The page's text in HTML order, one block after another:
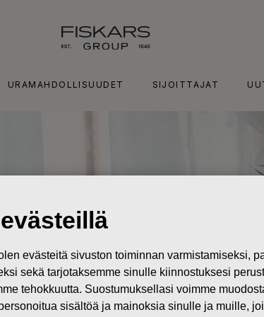
URAMAHDOLLISUUDET SIJOITTAJAT
evästeitä sivuston toiminnan varmistamiseksi,
sekä tarjotaksemme sinulle kiinnostuksesi
tehokkuutta. Suostumuksellasi voimme
sisältöä ja mainoksia sinulle ja muille,